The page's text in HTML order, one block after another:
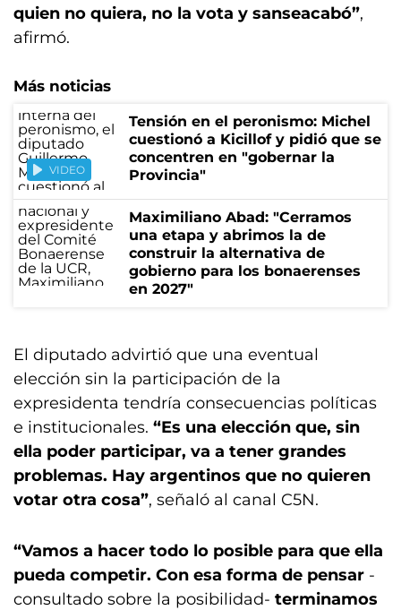
quien no quiera, no la vota y sanseacabó”,
afirmó.
Más noticias
VIDEO
Tensión en el peronismo: Michel
cuestionó a Kicillof y pidió que se
concentren en "gobernar la
Provincia"
Maximiliano Abad: "Cerramos
una etapa y abrimos la de
construir la alternativa de
gobierno para los bonaerenses
en 2027"
El diputado advirtió que una eventual
elección sin la participación de la
expresidenta tendría consecuencias políticas
e institucionales. “Es una elección que, sin
ella poder participar, va a tener grandes
problemas. Hay argentinos que no quieren
votar otra cosa”, señaló al canal C5N.
“Vamos a hacer todo lo posible para que ella
pueda competir. Con esa forma de pensar -
consultado sobre la posibilidad- terminamos